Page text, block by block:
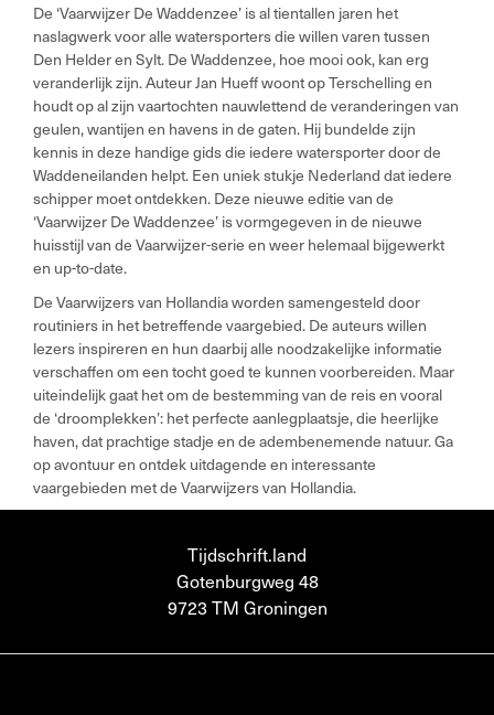
De ‘Vaarwijzer De Waddenzee’ is al tientallen jaren het
naslagwerk voor alle watersporters die willen varen tussen
Den Helder en Sylt. De Waddenzee, hoe mooi ook, kan erg
veranderlijk zijn. Auteur Jan Hueff woont op Terschelling en
houdt op al zijn vaartochten nauwlettend de veranderingen van
geulen, wantijen en havens in de gaten. Hij bundelde zijn
kennis in deze handige gids die iedere watersporter door de
Waddeneilanden helpt. Een uniek stukje Nederland dat iedere
schipper moet ontdekken. Deze nieuwe editie van de
‘Vaarwijzer De Waddenzee’ is vormgegeven in de nieuwe
huisstijl van de Vaarwijzer-serie en weer helemaal bijgewerkt
en up-to-date.
De Vaarwijzers van Hollandia worden samengesteld door
routiniers in het betreffende vaargebied. De auteurs willen
lezers inspireren en hun daarbij alle noodzakelijke informatie
verschaffen om een tocht goed te kunnen voorbereiden. Maar
uiteindelijk gaat het om de bestemming van de reis en vooral
de ‘droomplekken’: het perfecte aanlegplaatsje, die heerlijke
haven, dat prachtige stadje en de adembenemende natuur. Ga
op avontuur en ontdek uitdagende en interessante
vaargebieden met de Vaarwijzers van Hollandia.
Tijdschrift.land
Gotenburgweg 48
9723 TM Groningen